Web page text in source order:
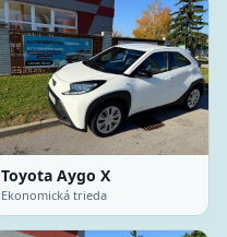
Toyota Aygo X
Ekonomická trieda